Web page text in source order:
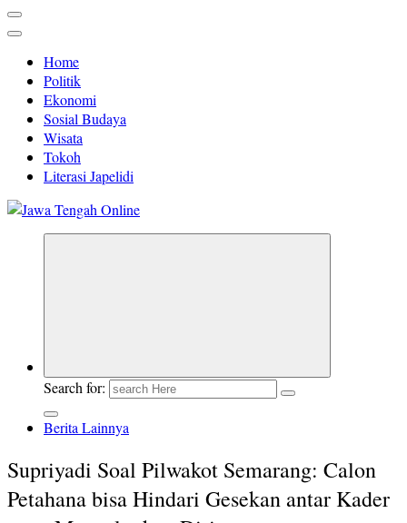
Home
Politik
Ekonomi
Sosial Budaya
Wisata
Tokoh
Literasi Japelidi
Search for:
Berita Lainnya
Supriyadi Soal Pilwakot Semarang: Calon
Petahana bisa Hindari Gesekan antar Kader